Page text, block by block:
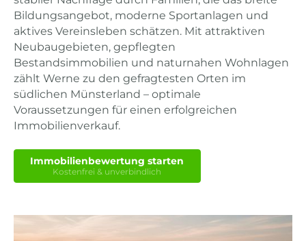
Bildungsangebot, moderne Sportanlagen und
aktives Vereinsleben schätzen. Mit attraktiven
Neubaugebieten, gepflegten
Bestandsimmobilien und naturnahen Wohnlagen
zählt Werne zu den gefragtesten Orten im
südlichen Münsterland – optimale
Voraussetzungen für einen erfolgreichen
Immobilienverkauf.
Immobilienbewertung starten
Kostenfrei & unverbindlich